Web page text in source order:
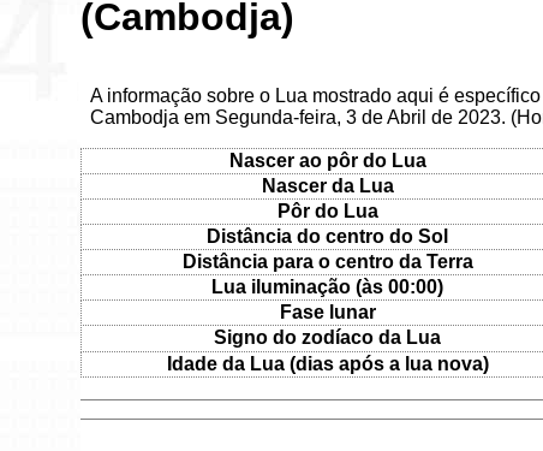
(Cambodja)
A informação sobre o Lua mostrado aqui é
Cambodja em Segunda-feira, 3 de Abril de 2023.
Nascer ao pôr do Lua
Nascer da Lua
Pôr do Lua
Distância do centro do Sol
Distância para o centro da Terra
Lua iluminação (às 00:00)
Fase lunar
Signo do zodíaco da Lua
Idade da Lua (dias após a lua nova)